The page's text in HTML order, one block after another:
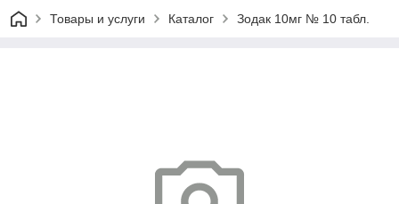
Товары и услуги Каталог Зодак 10мг № 10 табл.